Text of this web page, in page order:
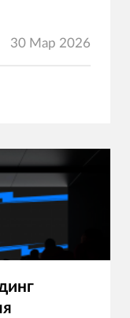
30 Мар 2026